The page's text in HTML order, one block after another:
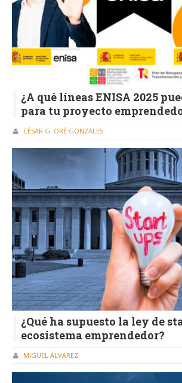
¿A qué líneas ENISA 2025
para tu proyecto
CÉSAR G. ORÉ GONZALES
¿Qué ha supuesto la ley de
ecosistema emprendedor?
MIGUEL ÁLVAREZ